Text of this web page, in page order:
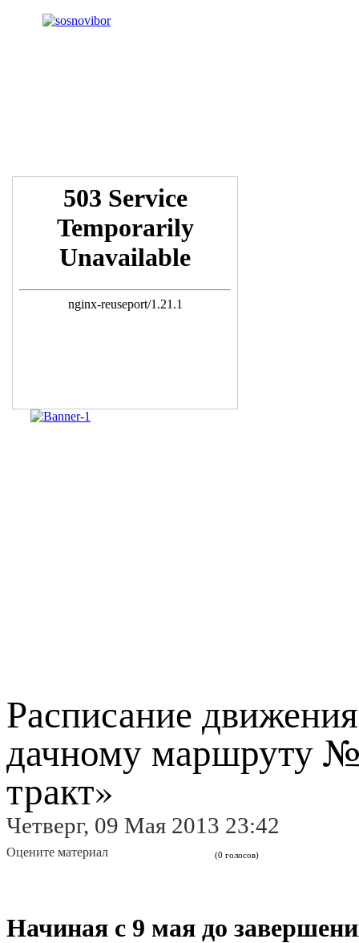
Расписание
дачному маршруту
тракт»
Четверг, 09 Мая 2013 23:42
Оцените материал (0 голосов)
Начиная с 9 мая до